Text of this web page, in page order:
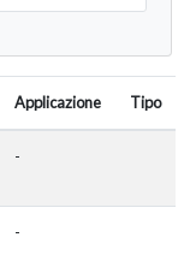
Applicazione Tipo
-
-